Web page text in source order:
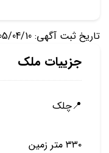
تاریخ ثبت آگهی: 1405/04/10
جزییات ملک
📍چلك
٣٣٠ متر زمين